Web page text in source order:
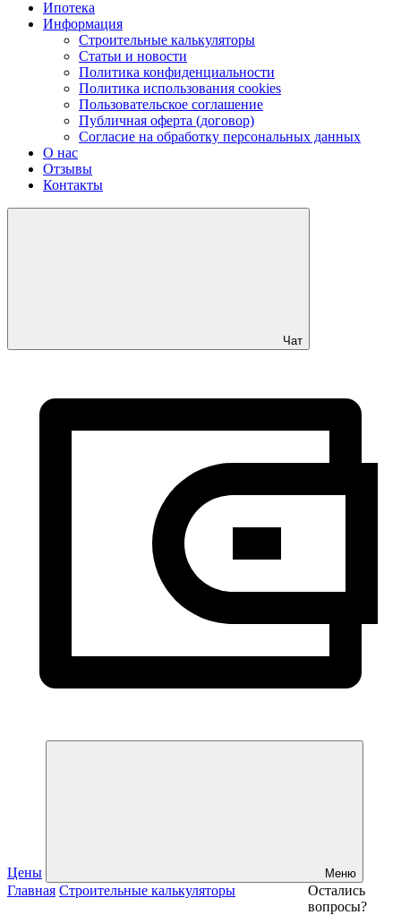
Ипотека
Информация
Строительные калькуляторы
Статьи и новости
Политика конфиденциальности
Политика использования cookies
Пользовательское соглашение
Публичная оферта (договор)
Согласие на обработку персональных данных
О нас
Отзывы
Контакты
Чат
Цены Меню
Главная Строительные калькуляторы
Остались
вопросы?